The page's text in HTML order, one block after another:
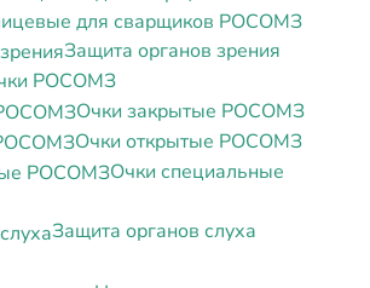
для сварщиков РОСОМЗ
Защита органов зрения
РОСОМЗ
Очки закрытые РОСОМЗ
Очки открытые РОСОМЗ
Очки специальные
Защита органов слуха